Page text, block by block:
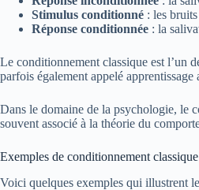
Stimulus conditionné : les
Réponse conditionnée : la
Le conditionnement classique est l’un
parfois également appelé
Dans le domaine de la psychologie, le
souvent associé à la théorie du
Exemples de conditionnement classique
Voici quelques exemples qui illustrent